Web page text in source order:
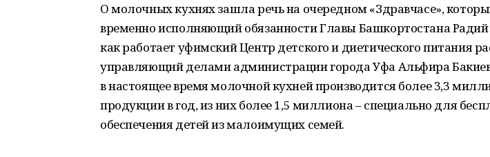
О молочных кухнях зашла речь на очередном «Здравчасе»,
временно исполняющий обязанности Главы Башкортостана
как работает уфимский Центр детского и диетического питания
управляющий делами администрации города Уфа Альфира
в настоящее время молочной кухней производится более 3,3
продукции в год, из них более 1,5 миллиона – специально для
обеспечения детей из малоимущих семей.